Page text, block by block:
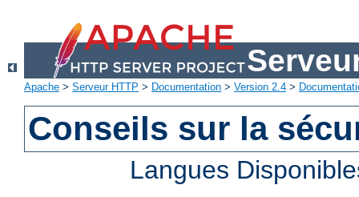
Apache > Serveur HTTP > Documentation > Version 2.4 >
Conseils sur la
Langues